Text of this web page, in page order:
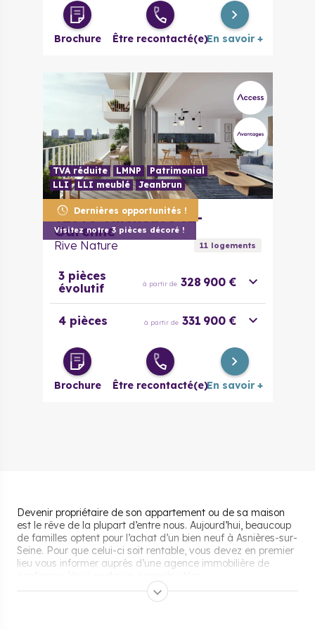
Brochure Être recontacté(e)En savoir +
Dernières opportunités !
Visitez notre 3 pièces décoré !
TVA réduite LMNP
Patrimonial
LLI
LLI meublé Jeanbrun
92390 Villeneuve-la-
Garenne
Rive Nature 11logements
3 pièces
évolutif
à partir de 328 900 €
4 pièces à partir de 331 900 €
Brochure Être recontacté(e)En savoir +
Devenir propriétaire de son appartement ou de sa maison
est le rêve de la plupart d’entre nous. Aujourd’hui, beaucoup
de familles optent pour l’achat d’un bien neuf à Asnières-sur-
Seine. Pour que celui-ci soit rentable, vous devez en premier
lieu vous informer auprès d’une agence immobilière de